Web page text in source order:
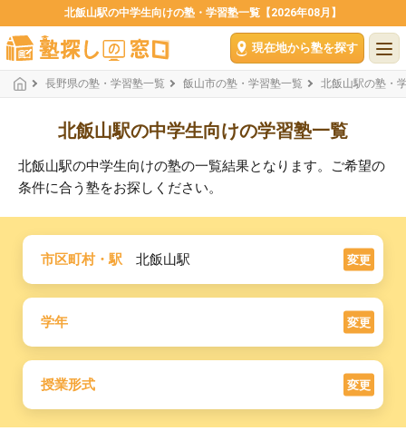
北飯山駅の中学生向けの塾・学習塾一覧【2026年08月】
現在地から塾を探す
長野県の塾・学習塾一覧 飯山市の塾・学習塾一覧 北飯山駅の塾・
北飯山駅の中学生向けの学習塾一覧
北飯山駅の中学生向けの塾の一覧結果となります。ご希望の
条件に合う塾をお探しください。
市区町村・駅 北飯山駅 変更
学年 変更
授業形式 変更